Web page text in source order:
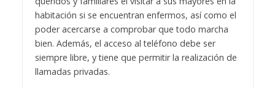
habitación si se encuentran enfermos, así como el
poder acercarse a comprobar que todo marcha
bien. Además, el acceso al teléfono debe ser
siempre libre, y tiene que permitir la realización de
llamadas privadas.